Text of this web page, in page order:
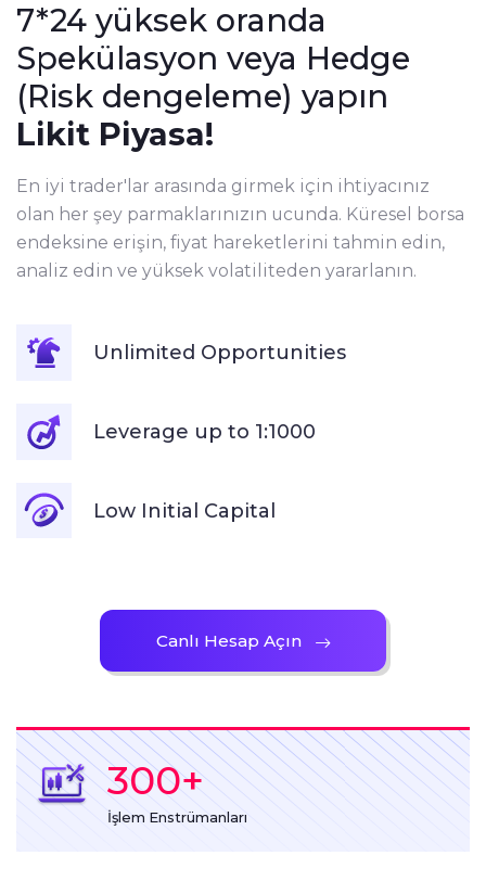
300+
İşlem Enstrümanları
Canlı Hesap Açın
7*24 yüksek oranda
Spekülasyon veya Hedge
(Risk dengeleme) yapın
Likit Piyasa!
En iyi trader'lar arasında girmek için ihtiyacınız
olan her şey parmaklarınızın ucunda. Küresel borsa
endeksine erişin, fiyat hareketlerini tahmin edin,
analiz edin ve yüksek volatiliteden yararlanın.
Unlimited Opportunities
Leverage up to 1:1000
Low Initial Capital